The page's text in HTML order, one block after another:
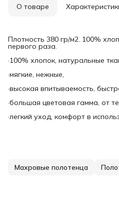
О товаре
Плотность 380 гр/м2. 100%
первого раза.
·100% хлопок, натуральные
·мягкие, нежные,
·высокая впитываемость,
·большая цветовая гамма, от
·легкий уход, комфорт в
Махровые полотенца